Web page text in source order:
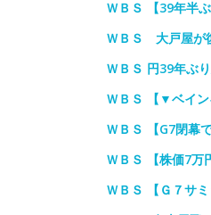
ＷＢＳ 【39年半
ＷＢＳ 大戸屋が
ＷＢＳ 円39年ぶ
ＷＢＳ 【▼ベイン
ＷＢＳ 【G7閉幕
ＷＢＳ 【株価7万
ＷＢＳ 【Ｇ７サ